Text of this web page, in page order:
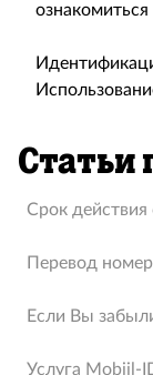
ознакомиться
Статьи
Срок
Перевод
Если Вы
Услуга Mobiil-